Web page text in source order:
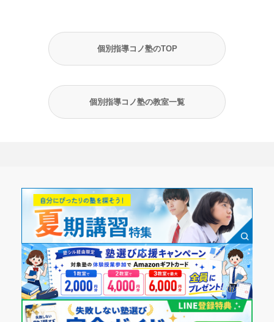
個別指導コノ塾のTOP
個別指導コノ塾の教室一覧